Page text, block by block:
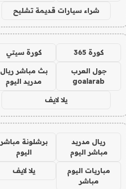
شراء سيارات قديمة تشليح
كورة 365 كورة سيتي
جول العرب
goalarab
بث مباشر ريال
مدريد اليوم
يلا لايف
ريال مدريد
مباشر اليوم
برشلونة مباشر
اليوم
مباريات اليوم
مباشر
يلا لايف